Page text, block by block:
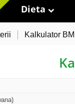
Dieta
Kalkulator BMI